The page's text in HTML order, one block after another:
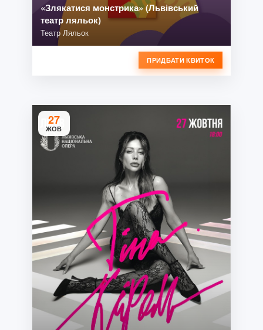
«Злякатися монстрика» (Львівський
театр ляльок)
Театр Ляльок
ПРИДБАТИ КВИТОК
27
ЖОВ